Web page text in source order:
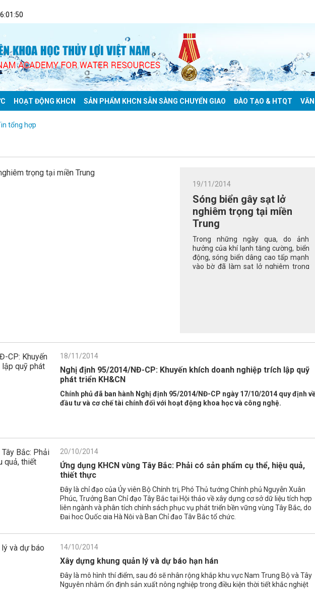
HOẠT ĐỘNG KHCN SẢN PHẨM KHCN SẴN SÀNG CHUYỂN GIAO ĐÀO TẠO & HTQT
tổng hợp
19/11/2014
Sóng biển gây sạt lở
nghiêm trọng tại miền
Trung
Trong những ngày qua, do ảnh
hưởng của khí lạnh tăng cường, biển
động, sóng biển dâng cao tấp mạnh
vào bờ đã làm sạt lở nghiêm trọng
18/11/2014
Nghị định 95/2014/NĐ-CP: Khuyến khích doanh nghiệp trích lập quỹ
phát triển KH&CN
Chính phủ đã ban hành Nghị định 95/2014/NĐ-CP ngày 17/10/2014 quy định
đầu tư và cơ chế tài chính đối với hoạt động khoa học và công nghệ.
20/10/2014
Ứng dụng KHCN vùng Tây Bắc: Phải có sản phẩm cụ thể, hiệu quả,
thiết thực
Đây là chỉ đạo của Ủy viên Bộ Chính trị, Phó Thủ tướng Chính phủ Nguyễn Xuân
Phúc, Trưởng Ban Chỉ đạo Tây Bắc tại Hội thảo về xây dựng cơ sở dữ liệu tích hợp
liên ngành và phân tích chính sách phục vụ phát triển bền vững vùng Tây Bắc, do
Đại học Quốc gia Hà Nội và Ban Chỉ đạo Tây Bắc tổ chức.
14/10/2014
Xây dựng khung quản lý và dự báo hạn hán
Đây là mô hình thí điểm, sau đó sẽ nhân rộng khắp khu vực Nam Trung Bộ và Tây
Nguyên nhằm ổn định sản xuất nông nghiệp trong điều kiện thời tiết khắc nghiệt